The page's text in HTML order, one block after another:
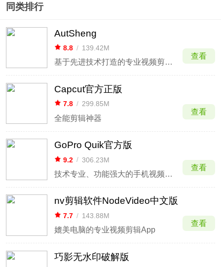
同类排行
AutSheng
8.8 / 139.42M
基于先进技术打造的专业视频剪辑软件
查看
Capcut官方正版
7.8 / 299.85M
全能剪辑神器
查看
GoPro Quik官方版
9.2 / 306.23M
技术专业、功能强大的手机视频编辑软件。
查看
nv剪辑软件NodeVideo中文版
7.7 / 143.88M
媲美电脑的专业视频剪辑App
查看
巧影无水印破解版